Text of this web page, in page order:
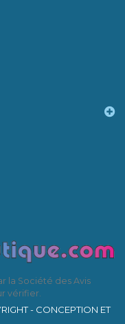
la Société des Avis
vérifier
- CONCEPTION ET